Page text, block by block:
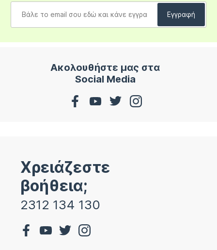
Ακολουθήστε μας στα
Social Media
Χρειάζεστε
βοήθεια;
2312 134 130